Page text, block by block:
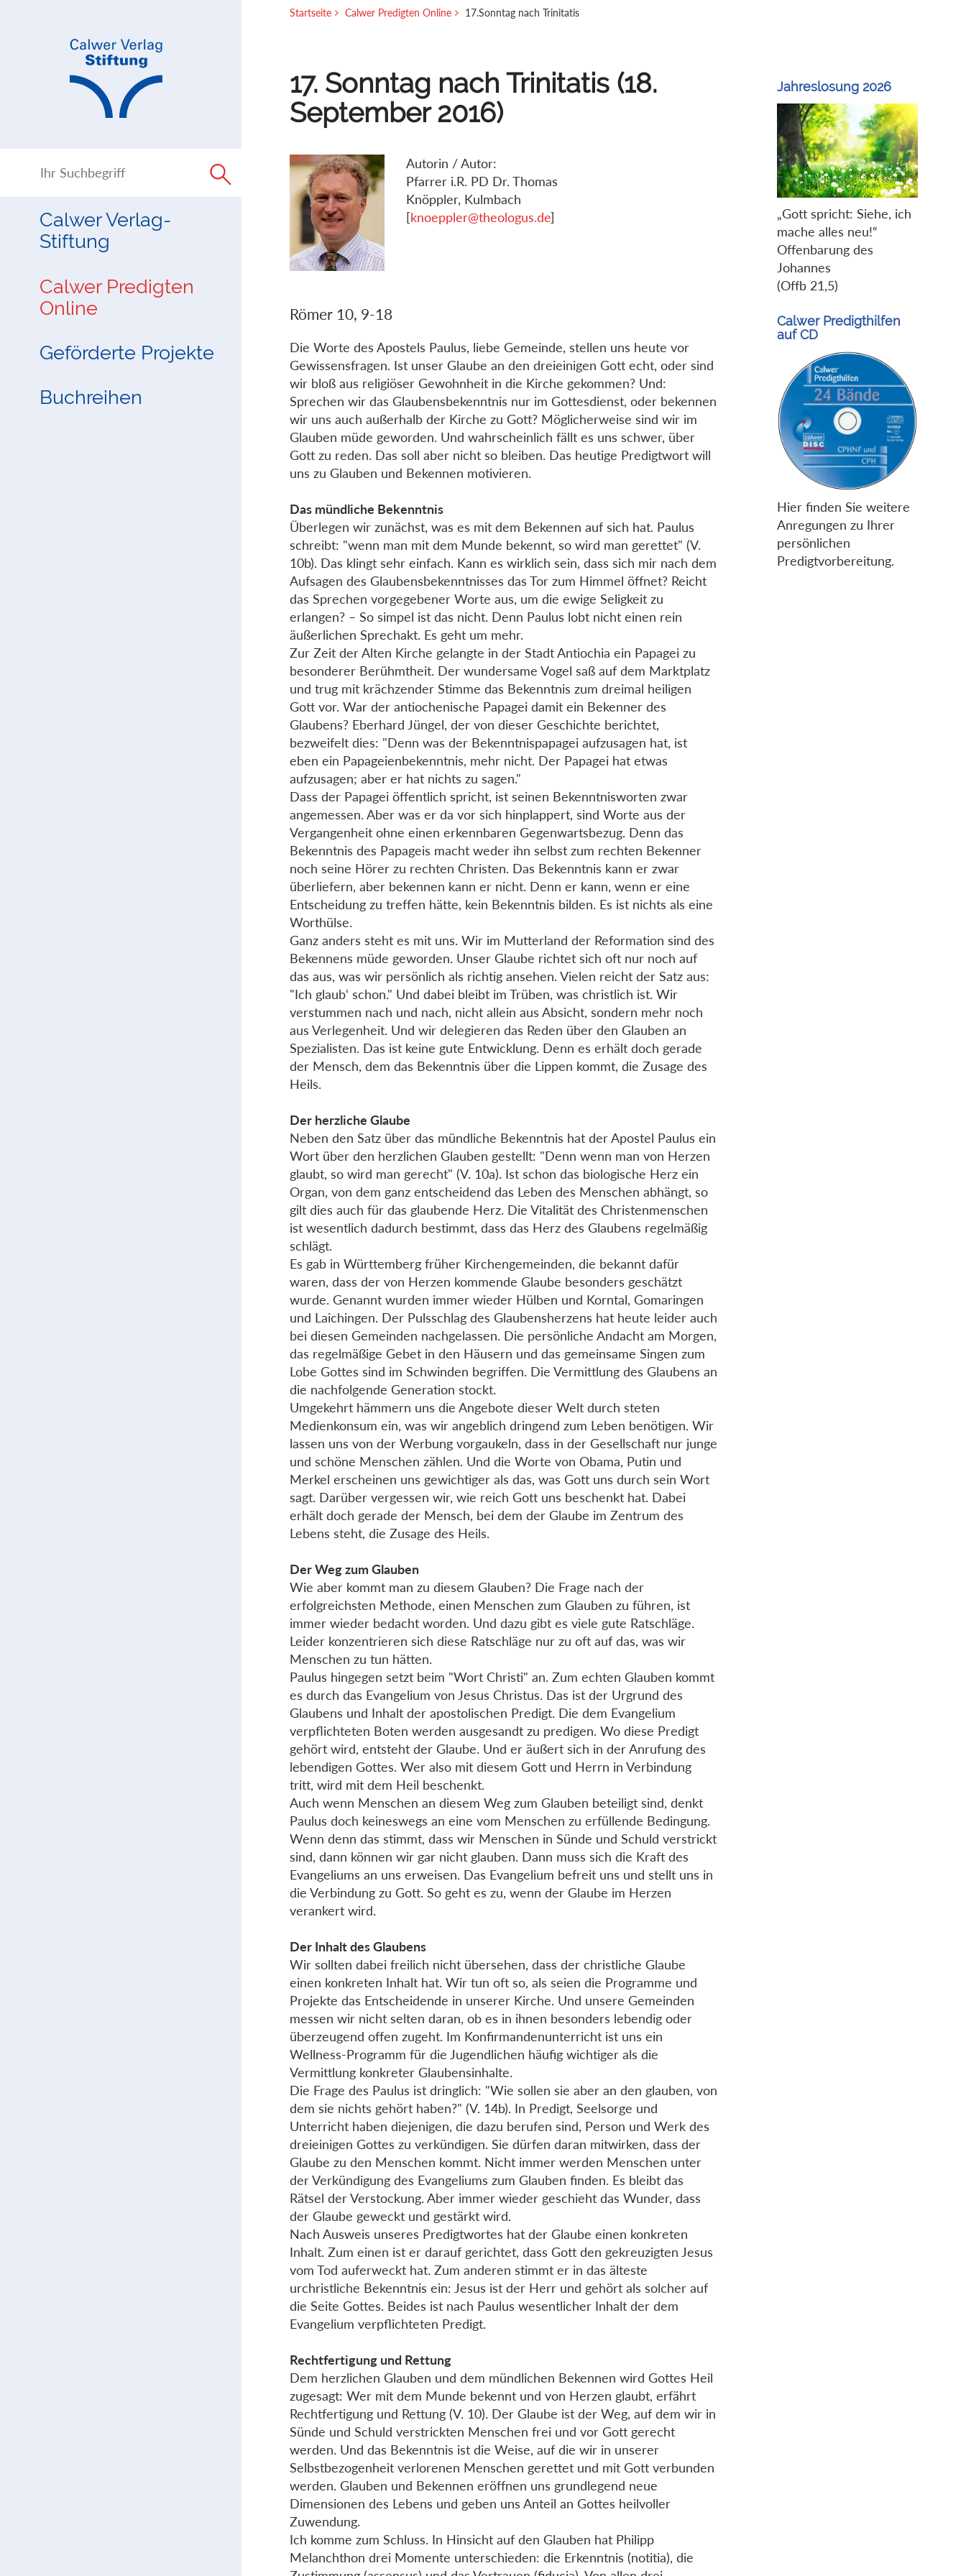
Calwer Verlag-
Stiftung
Calwer Predigten
Online
Geförderte Projekte
Buchreihen
Startseite Calwer Predigten Online 17.Sonntag nach Trinitatis
17. Sonntag nach Trinitatis (18.
September 2016)
Autorin / Autor:
Pfarrer i.R. PD Dr. Thomas
Knöppler, Kulmbach
[knoeppler@theologus.de]
Römer 10, 9-18
Die Worte des Apostels Paulus, liebe Gemeinde, stellen uns heute vor
Gewissensfragen. Ist unser Glaube an den dreieinigen Gott echt, oder sind
wir bloß aus religiöser Gewohnheit in die Kirche gekommen? Und:
Sprechen wir das Glaubensbekenntnis nur im Gottesdienst, oder bekennen
wir uns auch außerhalb der Kirche zu Gott? Möglicherweise sind wir im
Glauben müde geworden. Und wahrscheinlich fällt es uns schwer, über
Gott zu reden. Das soll aber nicht so bleiben. Das heutige Predigtwort will
uns zu Glauben und Bekennen motivieren.
Das mündliche Bekenntnis
Überlegen wir zunächst, was es mit dem Bekennen auf sich hat. Paulus
schreibt: "wenn man mit dem Munde bekennt, so wird man gerettet" (V.
10b). Das klingt sehr einfach. Kann es wirklich sein, dass sich mir nach dem
Aufsagen des Glaubensbekenntnisses das Tor zum Himmel öffnet? Reicht
das Sprechen vorgegebener Worte aus, um die ewige Seligkeit zu
erlangen? – So simpel ist das nicht. Denn Paulus lobt nicht einen rein
äußerlichen Sprechakt. Es geht um mehr.
Zur Zeit der Alten Kirche gelangte in der Stadt Antiochia ein Papagei zu
besonderer Berühmtheit. Der wundersame Vogel saß auf dem Marktplatz
und trug mit krächzender Stimme das Bekenntnis zum dreimal heiligen
Gott vor. War der antiochenische Papagei damit ein Bekenner des
Glaubens? Eberhard Jüngel, der von dieser Geschichte berichtet,
bezweifelt dies: "Denn was der Bekenntnispapagei aufzusagen hat, ist
eben ein Papageienbekenntnis, mehr nicht. Der Papagei hat etwas
aufzusagen; aber er hat nichts zu sagen."
Dass der Papagei öffentlich spricht, ist seinen Bekenntnisworten zwar
angemessen. Aber was er da vor sich hinplappert, sind Worte aus der
Vergangenheit ohne einen erkennbaren Gegenwartsbezug. Denn das
Bekenntnis des Papageis macht weder ihn selbst zum rechten Bekenner
noch seine Hörer zu rechten Christen. Das Bekenntnis kann er zwar
überliefern, aber bekennen kann er nicht. Denn er kann, wenn er eine
Entscheidung zu treffen hätte, kein Bekenntnis bilden. Es ist nichts als eine
Worthülse.
Ganz anders steht es mit uns. Wir im Mutterland der Reformation sind des
Bekennens müde geworden. Unser Glaube richtet sich oft nur noch auf
das aus, was wir persönlich als richtig ansehen. Vielen reicht der Satz aus:
"Ich glaub‘ schon." Und dabei bleibt im Trüben, was christlich ist. Wir
verstummen nach und nach, nicht allein aus Absicht, sondern mehr noch
aus Verlegenheit. Und wir delegieren das Reden über den Glauben an
Spezialisten. Das ist keine gute Entwicklung. Denn es erhält doch gerade
der Mensch, dem das Bekenntnis über die Lippen kommt, die Zusage des
Heils.
Der herzliche Glaube
Neben den Satz über das mündliche Bekenntnis hat der Apostel Paulus ein
Wort über den herzlichen Glauben gestellt: "Denn wenn man von Herzen
glaubt, so wird man gerecht" (V. 10a). Ist schon das biologische Herz ein
Organ, von dem ganz entscheidend das Leben des Menschen abhängt, so
gilt dies auch für das glaubende Herz. Die Vitalität des Christenmenschen
ist wesentlich dadurch bestimmt, dass das Herz des Glaubens regelmäßig
schlägt.
Es gab in Württemberg früher Kirchengemeinden, die bekannt dafür
waren, dass der von Herzen kommende Glaube besonders geschätzt
wurde. Genannt wurden immer wieder Hülben und Korntal, Gomaringen
und Laichingen. Der Pulsschlag des Glaubensherzens hat heute leider auch
bei diesen Gemeinden nachgelassen. Die persönliche Andacht am Morgen,
das regelmäßige Gebet in den Häusern und das gemeinsame Singen zum
Lobe Gottes sind im Schwinden begriffen. Die Vermittlung des Glaubens an
die nachfolgende Generation stockt.
Umgekehrt hämmern uns die Angebote dieser Welt durch steten
Medienkonsum ein, was wir angeblich dringend zum Leben benötigen. Wir
lassen uns von der Werbung vorgaukeln, dass in der Gesellschaft nur junge
und schöne Menschen zählen. Und die Worte von Obama, Putin und
Merkel erscheinen uns gewichtiger als das, was Gott uns durch sein Wort
sagt. Darüber vergessen wir, wie reich Gott uns beschenkt hat. Dabei
erhält doch gerade der Mensch, bei dem der Glaube im Zentrum des
Lebens steht, die Zusage des Heils.
Der Weg zum Glauben
Wie aber kommt man zu diesem Glauben? Die Frage nach der
erfolgreichsten Methode, einen Menschen zum Glauben zu führen, ist
immer wieder bedacht worden. Und dazu gibt es viele gute Ratschläge.
Leider konzentrieren sich diese Ratschläge nur zu oft auf das, was wir
Menschen zu tun hätten.
Paulus hingegen setzt beim "Wort Christi" an. Zum echten Glauben kommt
es durch das Evangelium von Jesus Christus. Das ist der Urgrund des
Glaubens und Inhalt der apostolischen Predigt. Die dem Evangelium
verpflichteten Boten werden ausgesandt zu predigen. Wo diese Predigt
gehört wird, entsteht der Glaube. Und er äußert sich in der Anrufung des
lebendigen Gottes. Wer also mit diesem Gott und Herrn in Verbindung
tritt, wird mit dem Heil beschenkt.
Auch wenn Menschen an diesem Weg zum Glauben beteiligt sind, denkt
Paulus doch keineswegs an eine vom Menschen zu erfüllende Bedingung.
Wenn denn das stimmt, dass wir Menschen in Sünde und Schuld verstrickt
sind, dann können wir gar nicht glauben. Dann muss sich die Kraft des
Evangeliums an uns erweisen. Das Evangelium befreit uns und stellt uns in
die Verbindung zu Gott. So geht es zu, wenn der Glaube im Herzen
verankert wird.
Der Inhalt des Glaubens
Wir sollten dabei freilich nicht übersehen, dass der christliche Glaube
einen konkreten Inhalt hat. Wir tun oft so, als seien die Programme und
Projekte das Entscheidende in unserer Kirche. Und unsere Gemeinden
messen wir nicht selten daran, ob es in ihnen besonders lebendig oder
überzeugend offen zugeht. Im Konfirmandenunterricht ist uns ein
Wellness-Programm für die Jugendlichen häufig wichtiger als die
Vermittlung konkreter Glaubensinhalte.
Die Frage des Paulus ist dringlich: "Wie sollen sie aber an den glauben, von
dem sie nichts gehört haben?" (V. 14b). In Predigt, Seelsorge und
Unterricht haben diejenigen, die dazu berufen sind, Person und Werk des
dreieinigen Gottes zu verkündigen. Sie dürfen daran mitwirken, dass der
Glaube zu den Menschen kommt. Nicht immer werden Menschen unter
der Verkündigung des Evangeliums zum Glauben finden. Es bleibt das
Rätsel der Verstockung. Aber immer wieder geschieht das Wunder, dass
der Glaube geweckt und gestärkt wird.
Nach Ausweis unseres Predigtwortes hat der Glaube einen konkreten
Inhalt. Zum einen ist er darauf gerichtet, dass Gott den gekreuzigten Jesus
vom Tod auferweckt hat. Zum anderen stimmt er in das älteste
urchristliche Bekenntnis ein: Jesus ist der Herr und gehört als solcher auf
die Seite Gottes. Beides ist nach Paulus wesentlicher Inhalt der dem
Evangelium verpflichteten Predigt.
Rechtfertigung und Rettung
Dem herzlichen Glauben und dem mündlichen Bekennen wird Gottes Heil
zugesagt: Wer mit dem Munde bekennt und von Herzen glaubt, erfährt
Rechtfertigung und Rettung (V. 10). Der Glaube ist der Weg, auf dem wir in
Sünde und Schuld verstrickten Menschen frei und vor Gott gerecht
werden. Und das Bekenntnis ist die Weise, auf die wir in unserer
Selbstbezogenheit verlorenen Menschen gerettet und mit Gott verbunden
werden. Glauben und Bekennen eröffnen uns grundlegend neue
Dimensionen des Lebens und geben uns Anteil an Gottes heilvoller
Zuwendung.
Ich komme zum Schluss. In Hinsicht auf den Glauben hat Philipp
Melanchthon drei Momente unterschieden: die Erkenntnis (notitia), die
Jahreslosung 2026
„Gott spricht: Siehe, ich
mache alles neu!“
Offenbarung des
Johannes
(Offb 21,5)
Calwer Predigthilfen
auf CD
Hier finden Sie weitere
Anregungen zu Ihrer
persönlichen
Predigtvorbereitung.